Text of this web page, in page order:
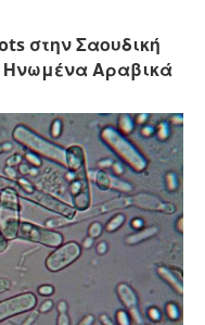
στην Σαουδική
Ηνωμένα Αραβικά